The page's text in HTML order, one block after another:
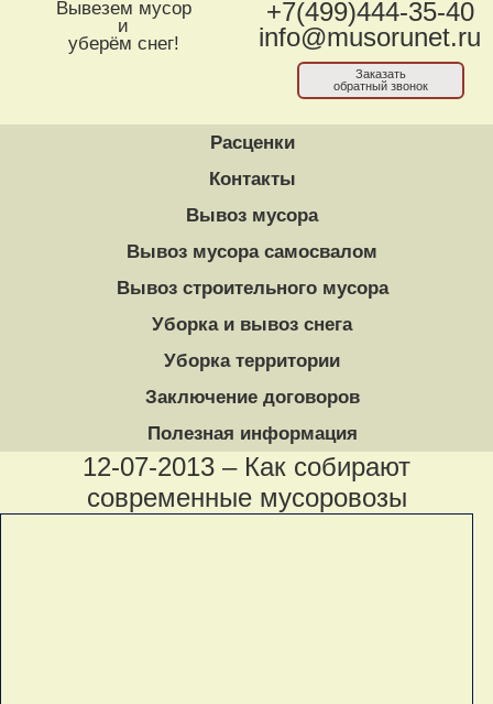
Вывезем мусор
и
уберём снег!
+7(499)444-35-40
info@musorunet.ru
Заказать
обратный звонок
Расценки
Контакты
Вывоз мусора
Вывоз мусора самосвалом
Вывоз строительного мусора
Уборка и вывоз снега
Уборка территории
Заключение договоров
Полезная информация
12-07-2013 – Как собирают
современные мусоровозы